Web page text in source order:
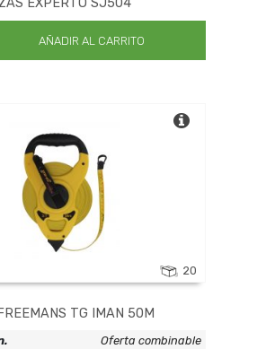
EXPERTO SJ504
AÑADIR AL CARRITO
20
TG IMAN 50M
Oferta combinable